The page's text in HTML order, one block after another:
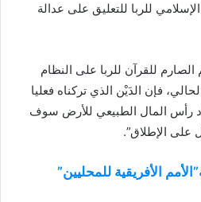
للربا للتعليق على عدالة
الصارم للقرآن للربا على النظام
فإن الدَيْن الذي تركناه فعليا
رأس المال الطبيعي للأرض سوف
على الإطلاق”.
الأفريقية للمحليين”